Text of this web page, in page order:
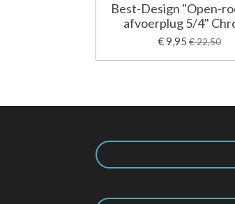
Best-Design "Open-
afvoerplug 5/4"
€ 9,95 € 22,50